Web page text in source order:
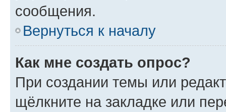
сообщения.
Вернуться к началу
Как мне создать опрос?
При создании темы или
щёлкните на закладке или